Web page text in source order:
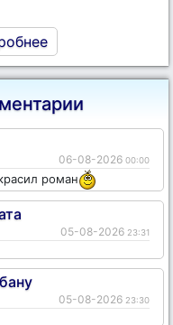
06-08-2026 00:00
роман
05-08-2026 23:31
05-08-2026 23:30